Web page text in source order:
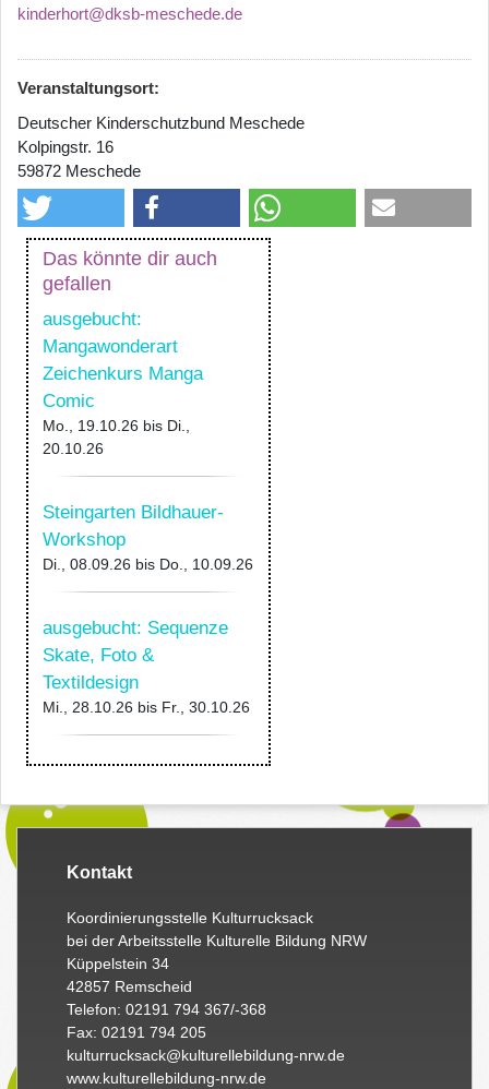
kinderhort@dksb-meschede.de
Veranstaltungsort:
Deutscher Kinderschutzbund Meschede
Kolpingstr. 16
59872 Meschede
Das könnte dir auch
gefallen
ausgebucht:
Mangawonderart
Zeichenkurs Manga
Comic
Mo., 19.10.26 bis Di.,
20.10.26
Steingarten Bildhauer-
Workshop
Di., 08.09.26 bis Do., 10.09.26
ausgebucht: Sequenze
Skate, Foto &
Textildesign
Mi., 28.10.26 bis Fr., 30.10.26
Kontakt
Koordinierungsstelle Kulturrucksack
bei der Arbeitsstelle Kulturelle Bildung NRW
Küppelstein 34
42857 Remscheid
Telefon: 02191 794 367/-368
Fax: 02191 794 205
kulturrucksack@kulturellebildung-nrw.de
www.kulturellebildung-nrw.de